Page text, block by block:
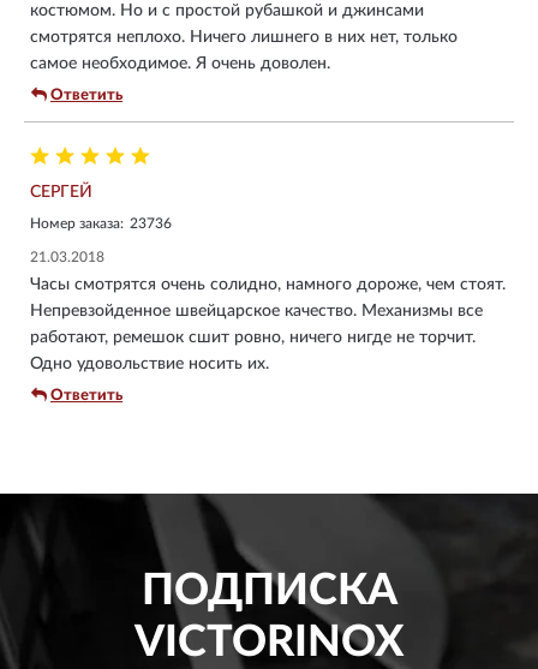
костюмом. Но и с простой рубашкой и джинсами
смотрятся неплохо. Ничего лишнего в них нет, только
самое необходимое. Я очень доволен.
Ответить
СЕРГЕЙ
Номер заказа: 23736
21.03.2018
Часы смотрятся очень солидно, намного дороже, чем стоят.
Непревзойденное швейцарское качество. Механизмы все
работают, ремешок сшит ровно, ничего нигде не торчит.
Одно удовольствие носить их.
Ответить
ПОДПИСКА
VICTORINOX